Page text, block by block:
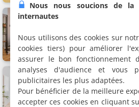
9.5 km 9.7/10
Apartament
Appartement, 61 m²
4 personnes, 1 chambre,
Nous nous soucions de
internautes
Nous utilisons des cookies sur
cookies tiers) pour améliorer
assurer le bon fonctionnement
analyses d'audience et vous
publicitaires les plus adaptées.
Pour bénéficier de la meilleure
accepter ces cookies en cliquant